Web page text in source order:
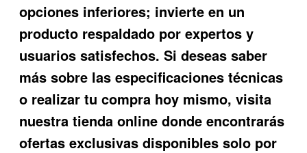
opciones inferiores; invierte en un
producto respaldado por expertos y
usuarios satisfechos. Si deseas saber
más sobre las especificaciones técnicas
o realizar tu compra hoy mismo, visita
nuestra tienda online donde encontrarás
ofertas exclusivas disponibles solo por